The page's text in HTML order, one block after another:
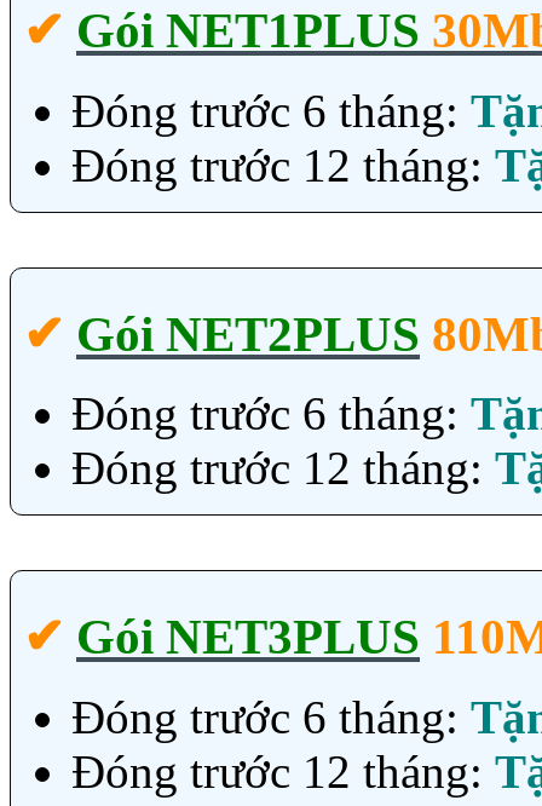
✔‎ Gói NET1PLUS
Đóng trước 6 tháng:
Đóng trước 12 tháng:
✔‎ Gói NET2PLUS
Đóng trước 6 tháng:
Đóng trước 12 tháng:
✔‎ Gói NET3PLUS
Đóng trước 6 tháng:
Đóng trước 12 tháng: